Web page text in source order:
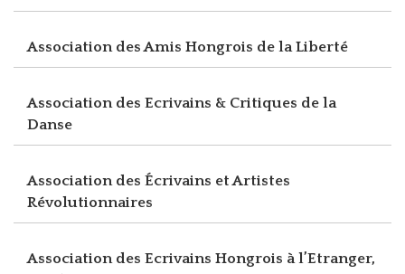
Association des Amis Hongrois de la Liberté
Association des Ecrivains & Critiques de la
Danse
Association des Écrivains et Artistes
Révolutionnaires
Association des Ecrivains Hongrois à l’Etranger,